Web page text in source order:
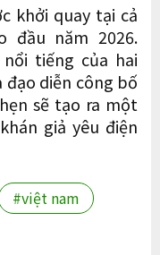
khởi quay tại cả
đầu năm 2026.
tiếng của hai
đạo diễn công bố
sẽ tạo ra một
giả yêu điện
#việt nam